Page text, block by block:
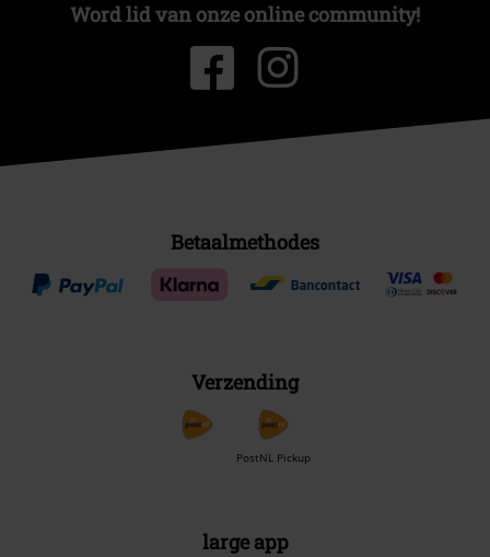
Word lid van onze online community!
Betaalmethodes
Verzending
PostNL Pickup
large app